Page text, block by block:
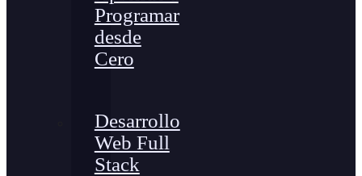
Programar
desde
Cero
Desarrollo
Web Full
Stack